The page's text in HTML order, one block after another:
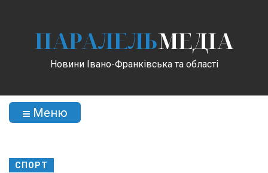
ПАРАЛЕЛЬМЕДІА
Новини Івано-Франківська та області
Меню
СПОРТ